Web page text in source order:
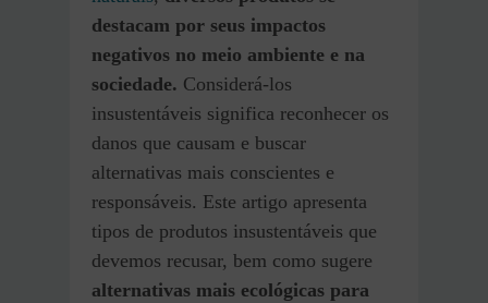
destacam por seus impactos
negativos no meio ambiente e na
sociedade. Considerá-los
insustentáveis significa reconhecer os
danos que causam e buscar
alternativas mais conscientes e
responsáveis. Este artigo apresenta
tipos de produtos insustentáveis que
devemos recusar, bem como sugere
alternativas mais ecológicas para